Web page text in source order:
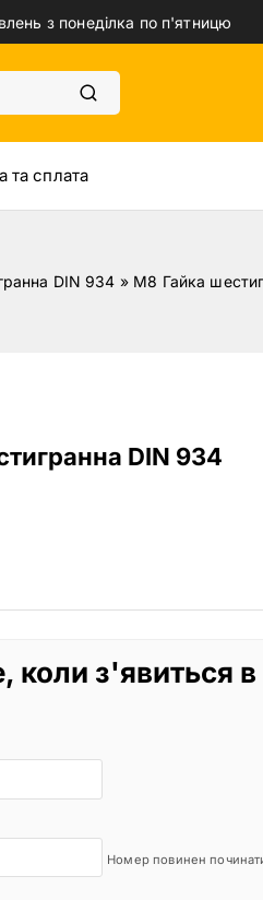
з понеділка по п'ятницю
та сплата
DIN 934 » M8 Гайка
DIN 934
коли з'явиться в
Номер повинен